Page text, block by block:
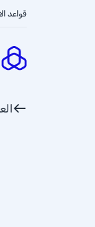
قواعد